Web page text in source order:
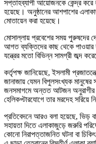
সপ্তাহব্যাপী আয়োজনকে কেন্দ্র করে
হয়েছে। অনুষ্ঠানের আশপাশের
মোতায়েন করা হয়েছে।
মোসাল্লায় প্রবেশের সময় পুরুষদের
আগত ব্যক্তিদের কাছ থেকে পাওয়ার
যন্ত্রের মতো বিভিন্ন সামগ্রী জব্দ
কর্তৃপক্ষ জানিয়েছে, ইসলামী
জানাজায় যেমন বিপুলসংখ্যক
জনসমাগমে অন্তত আটজন অনুরাগীর
হেলিকপ্টারযোগে তার মরদেহ সরিয়ে
প্রতিবেদনে আরও বলা হয়েছে, ভিড়
সহায়তা দিতে এলাকাজুড়ে জরুরি
কোনো নিরাপত্তাজনিত ঘটনা বা